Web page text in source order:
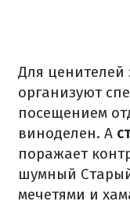
Для ценителей
организуют
посещением
виноделен. А
поражает
шумный
мечетями и